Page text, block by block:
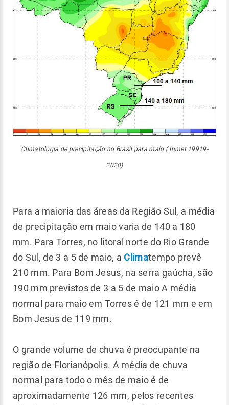
Climatologia de precipitação no Brasil para maio ( Inmet 19919-
2020)
Para a maioria das áreas da Região Sul, a média
de precipitação em maio varia de 140 a 180
mm. Para Torres, no litoral norte do Rio Grande
do Sul, de 3 a 5 de maio, a Climatempo prevê
210 mm. Para Bom Jesus, na serra gaúcha, são
190 mm previstos de 3 a 5 de maio A média
normal para maio em Torres é de 121 mm e em
Bom Jesus de 119 mm.
O grande volume de chuva é preocupante na
região de Florianópolis. A média de chuva
normal para todo o mês de maio é de
aproximadamente 126 mm, pelos recentes